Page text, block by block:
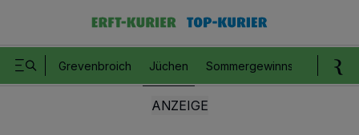
Grevenbroich Jüchen Sommergewinnspiel